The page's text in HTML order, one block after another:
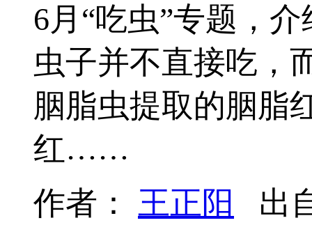
6月“吃虫”专题，
虫子并不直接吃，
胭脂虫提取的胭脂
红……
作者： 王正阳 出